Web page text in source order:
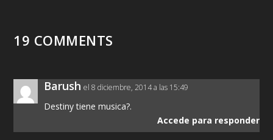
19 COMMENTS
Barush el 8 diciembre, 2014 a las 15:49
Destiny tiene musica?.
Accede para responder